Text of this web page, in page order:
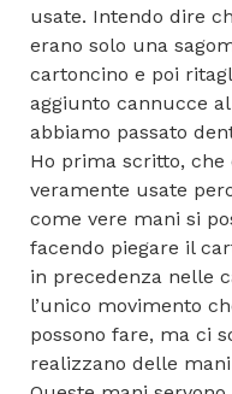
usate. Intendo dire
erano solo una
cartoncino e poi
aggiunto cannucce
abbiamo passato
Ho prima scritto,
veramente usate
come vere mani si
facendo piegare il
in precedenza nelle
l’unico movimento
possono fare, ma ci
realizzano delle